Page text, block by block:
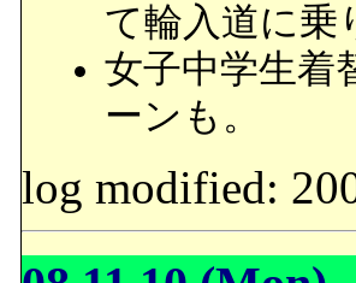
て輪入道に乗
女子中学生
ーンも。
log modified: